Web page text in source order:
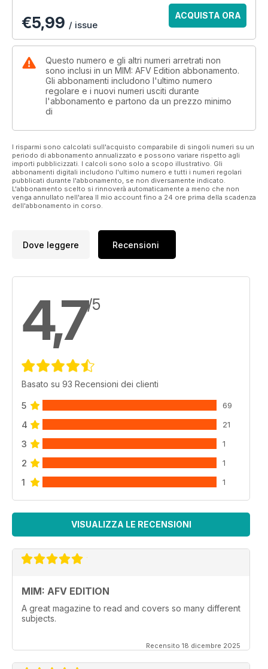
28 RIDERS ON THE TURM
Updating Tamiya’s 1993 1:35 Panther Ausf.G
CROSSROADS, METZ,
NOVEMBER 1944
Takom’s 1:35 Jeep in an atmospheric scene
44 MINIART PREVIEWS
Two excellent 1:35 kits from Ukraine
46 RHINOCEROS RUNNER
52 NICE LITTLE RUNNER,
An almost-new Steyr 1500A near Saint
Sauveur le Vicomte
54 RED ARMY REPLENISHER
Ark Models 1:35 WW2 Soviet BZ-ZiS-5 fuel
truck
New and recent accessory sets
and modelling materials
€5,99 / issue
ACQUISTA ORA
Questo numero e gli altri numeri arretrati non
sono inclusi in un MIM: AFV Edition abbonamento.
Gli abbonamenti includono l'ultimo numero
regolare e i nuovi numeri usciti durante
l'abbonamento e partono da un prezzo minimo
di
I risparmi sono calcolati sull'acquisto comparabile di singoli numeri su un
periodo di abbonamento annualizzato e possono variare rispetto agli
importi pubblicizzati. I calcoli sono solo a scopo illustrativo. Gli
abbonamenti digitali includono l'ultimo numero e tutti i numeri regolari
pubblicati durante l'abbonamento, se non diversamente indicato.
L'abbonamento scelto si rinnoverà automaticamente a meno che non
venga annullato nell'area Il mio account fino a 24 ore prima della scadenza
dell'abbonamento in corso.
Dove leggere Recensioni
4,7/5
Basato su 93 Recensioni dei clienti
5 69
4 21
3 1
2 1
1 1
VISUALIZZA LE RECENSIONI
MIM: AFV EDITION
A great magazine to read and covers so many different
subjects.
Recensito 18 dicembre 2025